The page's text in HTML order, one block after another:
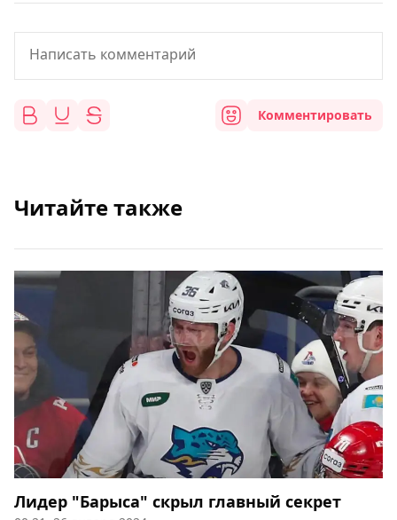
Комментировать
Читайте также
Лидер "Барыса" скрыл главный секрет